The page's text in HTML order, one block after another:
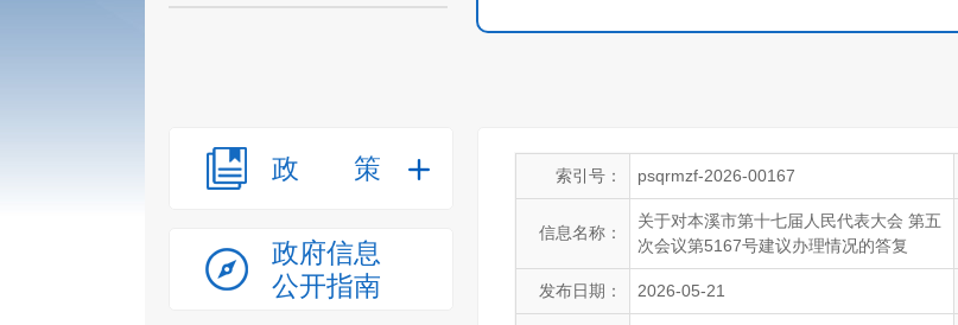
政策
政府信息
公开指南
索引号： psqrmzf-2026-00167
信息名称：
关于对本溪市第十七届人民代表大会 第五
次会议第5167号建议办理情况的答复
发布日期： 2026-05-21